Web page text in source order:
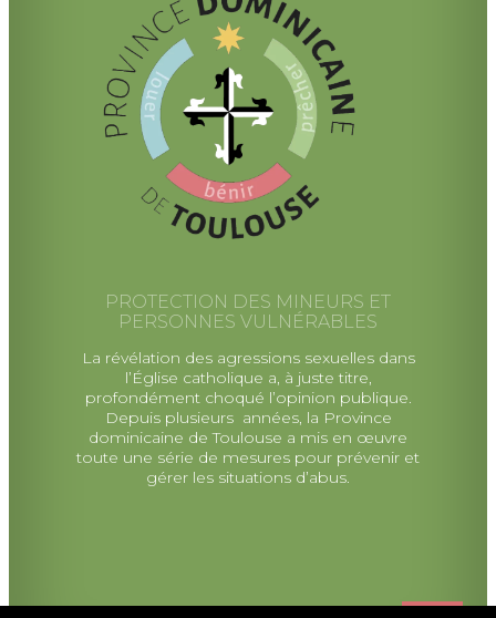
PROTECTION DES MINEURS ET
PERSONNES VULNÉRABLES
La révélation des agressions sexuelles dans
l’Église catholique a, à juste titre,
profondément choqué l’opinion publique.
Depuis plusieurs années, la Province
dominicaine de Toulouse a mis en œuvre
toute une série de mesures pour prévenir et
gérer les situations d’abus.